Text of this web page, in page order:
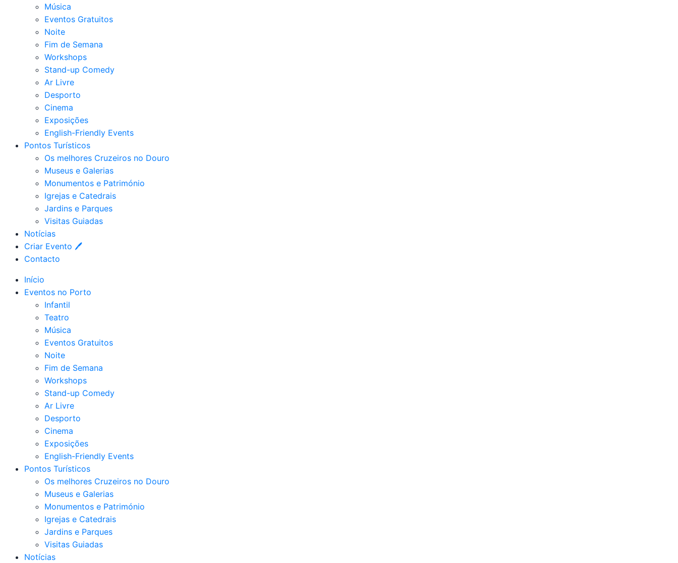
Música
Eventos Gratuitos
Noite
Fim de Semana
Workshops
Stand-up Comedy
Ar Livre
Desporto
Cinema
Exposições
English-Friendly Events
Pontos Turísticos
Os melhores Cruzeiros no Douro​
Museus e Galerias
Monumentos e Património
Igrejas e Catedrais
Jardins e Parques
Visitas Guiadas
Notícias
Criar Evento 🖊
Contacto
Início
Eventos no Porto
Infantil
Teatro
Música
Eventos Gratuitos
Noite
Fim de Semana
Workshops
Stand-up Comedy
Ar Livre
Desporto
Cinema
Exposições
English-Friendly Events
Pontos Turísticos
Os melhores Cruzeiros no Douro​
Museus e Galerias
Monumentos e Património
Igrejas e Catedrais
Jardins e Parques
Visitas Guiadas
Notícias